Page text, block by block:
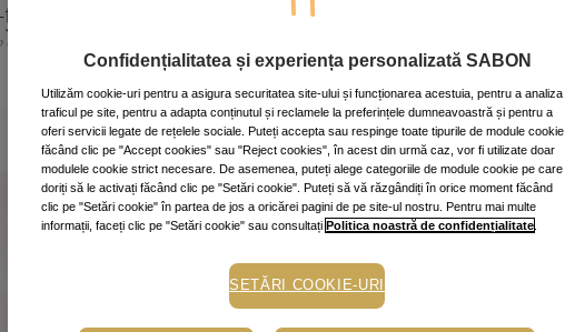
fac riduri
estimativ: ~2 min.
Confidențialitatea și experiența personalizată SABON
Utilizăm cookie-uri pentru a asigura securitatea site-ului și funcționarea acestuia, pentru a analiza
traficul pe site, pentru a adapta conținutul și reclamele la preferințele dumneavoastră și pentru a
oferi servicii legate de rețelele sociale. Puteți accepta sau respinge toate tipurile de module cookie
făcând clic pe "Accept cookies" sau "Reject cookies", în acest din urmă caz, vor fi utilizate doar
modulele cookie strict necesare. De asemenea, puteți alege categoriile de module cookie pe care
doriți să le activați făcând clic pe "Setări cookie". Puteți să vă răzgândiți în orice moment făcând
clic pe "Setări cookie" în partea de jos a oricărei pagini de pe site-ul nostru. Pentru mai multe
informații, faceți clic pe "Setări cookie" sau consultațiPolitica noastră de confidențialitate
SETĂRI COOKIE-URI